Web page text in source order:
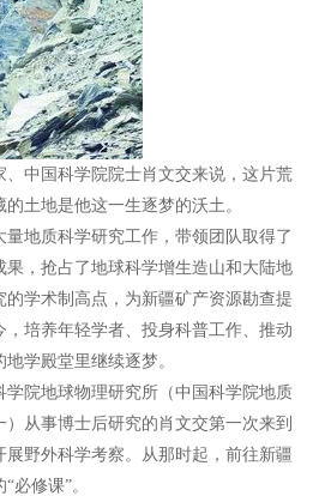
中国科学院院士肖文交来说，这片荒
土地是他这一生逐梦的沃土。
地质科学研究工作，带领团队取得了
，抢占了地球科学增生造山和大陆地
学术制高点，为新疆矿产资源勘查提
培养年轻学者、投身科普工作、推动
学殿堂里继续逐梦。
院地球物理研究所（中国科学院地质
从事博士后研究的肖文交第一次来到
野外科学考察。从那时起，前往新疆
必修课”。